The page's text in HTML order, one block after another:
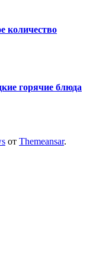
количество
горячие блюда
от Themeansar.